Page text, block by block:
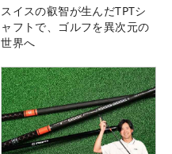
スイスの叡智が生んだTPTシ
ャフトで、ゴルフを異次元の
世界へ